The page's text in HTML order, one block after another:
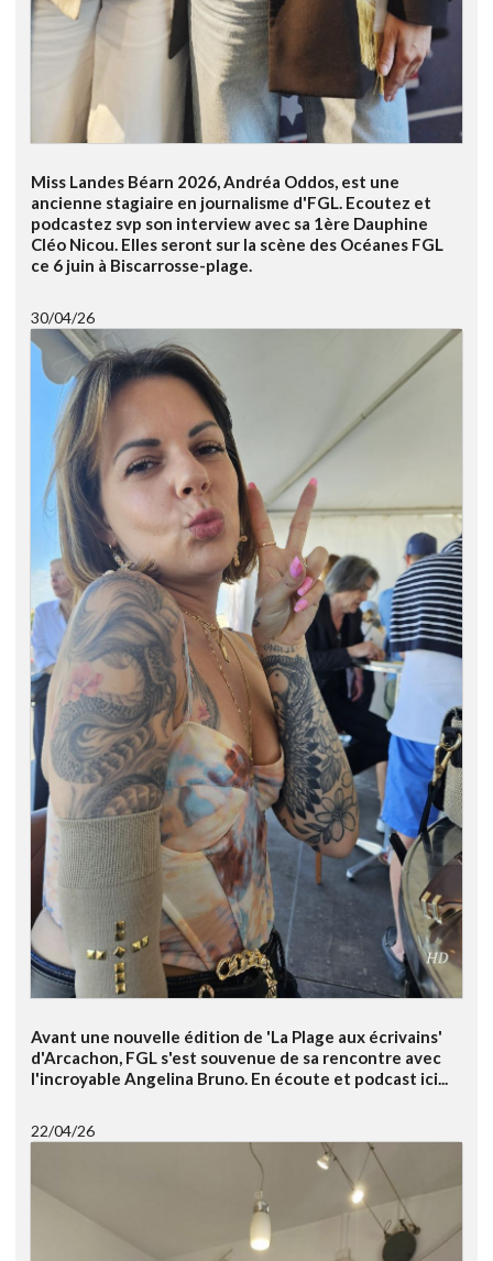
Miss Landes Béarn 2026, Andréa Oddos, est une
ancienne stagiaire en journalisme d'FGL. Ecoutez et
podcastez svp son interview avec sa 1ère Dauphine
Cléo Nicou. Elles seront sur la scène des Océanes FGL
ce 6 juin à Biscarrosse-plage.
30/04/26
Avant une nouvelle édition de 'La Plage aux écrivains'
d'Arcachon, FGL s'est souvenue de sa rencontre avec
l'incroyable Angelina Bruno. En écoute et podcast ici...
22/04/26